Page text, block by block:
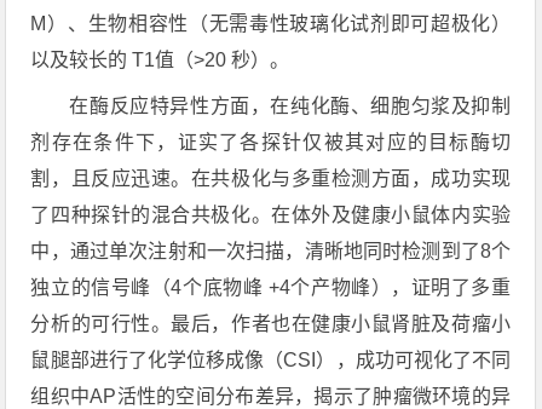
M）、生物相容性（无需毒性玻璃化试剂即可超极化）
以及较长的 T1值（>20 秒）。
在酶反应特异性方面，在纯化酶、细胞匀浆及抑制
剂存在条件下，证实了各探针仅被其对应的目标酶切
割，且反应迅速。在共极化与多重检测方面，成功实现
了四种探针的混合共极化。在体外及健康小鼠体内实验
中，通过单次注射和一次扫描，清晰地同时检测到了8个
独立的信号峰（4个底物峰 +4个产物峰），证明了多重
分析的可行性。最后，作者也在健康小鼠肾脏及荷瘤小
鼠腿部进行了化学位移成像 （CSI），成功可视化了不同
组织中AP活性的空间分布差异，揭示了肿瘤微环境的异